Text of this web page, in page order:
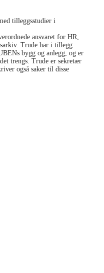
tilleggsstudier i
ansvaret for HR,
Trude har i tillegg
bygg og anlegg, og er
trengs. Trude er sekretær
også saker til disse